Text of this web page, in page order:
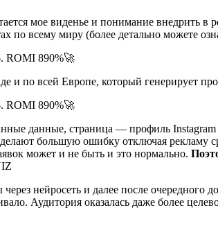
мое виденье и понимание
по всему миру (более детально можете
по всей Европе, который генерирует
данные, страница — профиль
большую ошибку отключая рекламу
может и не быть и это нормально.
нейросеть и далее после очередного
Аудитория оказалась даже более